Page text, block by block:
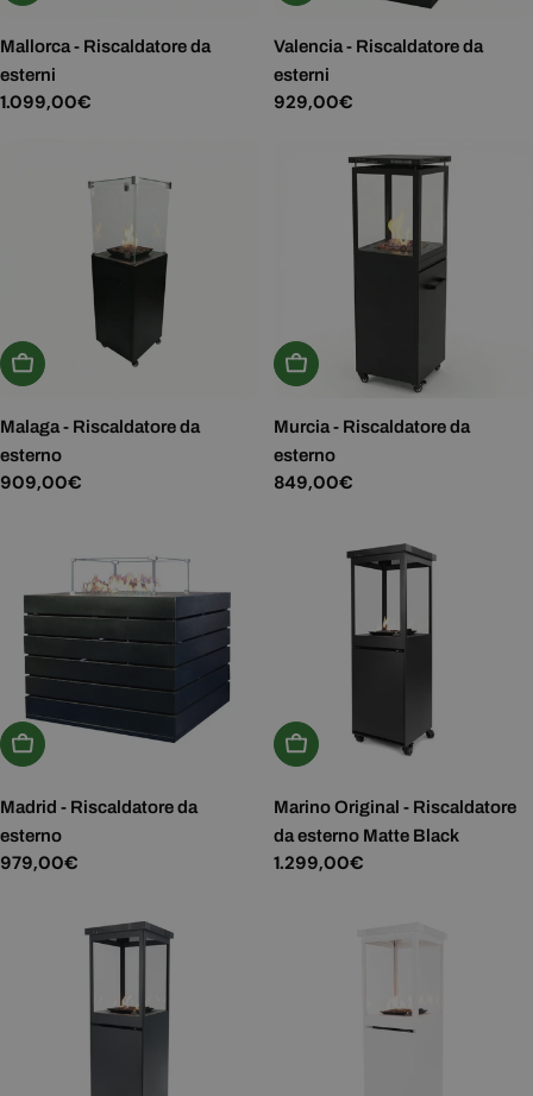
Mallorca - Riscaldatore da
esterni
Prezzo
1.099,00€
Valencia - Riscaldatore da
esterni
Prezzo
929,00€
Aggiungi Al Carrello
Malaga - Riscaldatore da
esterno
Prezzo
909,00€
Aggiungi Al Carrello
Murcia - Riscaldatore da
esterno
Prezzo
849,00€
Aggiungi Al Carrello
Madrid - Riscaldatore da
esterno
Prezzo
979,00€
Aggiungi Al Carrello
Marino Original - Riscaldatore
da esterno Matte Black
Prezzo
1.299,00€